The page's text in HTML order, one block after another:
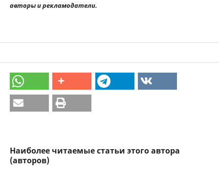
авторы и рекламодатели.
Наиболее читаемые статьи этого автора
(авторов)